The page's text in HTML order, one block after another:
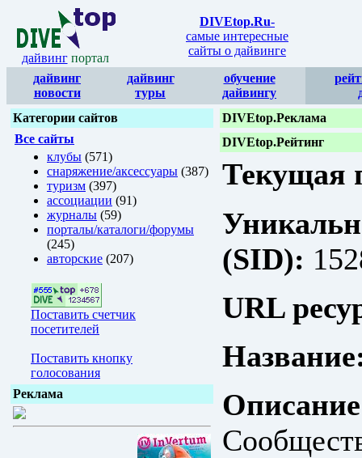
дайвинг портал
DIVEtop.Ru-
самые интересные
сайты о дайвинге
дайвинг
новости
дайвинг
туры
обучение
дайвингу
Категории сайтов
Все сайты
клубы (571)
снаряжение/аксессуары (387)
туризм (397)
ассоциации (91)
журналы (59)
порталы/каталоги/форумы
(245)
авторские (207)
Поставить счетчик
посетителей
Поставить кнопку
голосования
Реклама
DIVEtop.Реклама
DIVEtop.Рейтинг
Текущая
(SID):
URL